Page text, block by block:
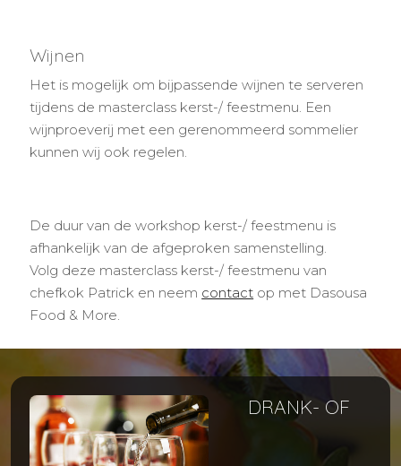
Wijnen
Het is mogelijk om bijpassende wijnen te serveren
tijdens de masterclass kerst-/ feestmenu. Een
wijnproeverij met een gerenommeerd sommelier
kunnen wij ook regelen.
De duur van de workshop kerst-/ feestmenu is
afhankelijk van de afgeproken samenstelling.
Volg deze masterclass kerst-/ feestmenu van
chefkok Patrick en neem contact op met Dasousa
Food & More.
DRANK- OF